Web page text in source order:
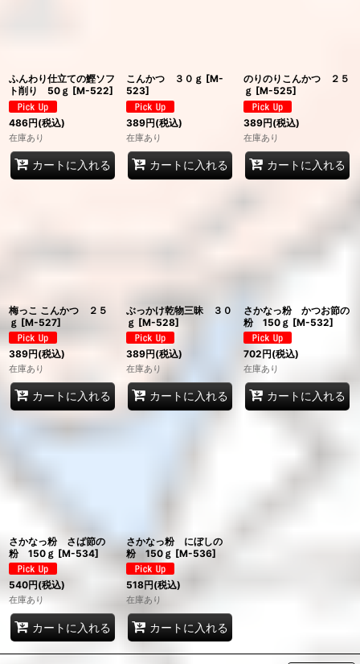
ふんわり仕立ての鰹ソフ
ト削り 50ｇ [M-522]
486円(税込)
在庫あり
カートに入れる
こんかつ ３０ｇ [M-
523]
389円(税込)
在庫あり
カートに入れる
のりのりこんかつ ２５
ｇ [M-525]
389円(税込)
在庫あり
カートに入れる
梅っこ こんかつ ２５
ｇ [M-527]
389円(税込)
在庫あり
カートに入れる
ぶっかけ乾物三昧 ３０
ｇ [M-528]
389円(税込)
在庫あり
カートに入れる
さかなっ粉 かつお節の
粉 150ｇ [M-532]
702円(税込)
在庫あり
カートに入れる
さかなっ粉 さば節の
粉 150ｇ [M-534]
540円(税込)
在庫あり
カートに入れる
さかなっ粉 にぼしの
粉 150ｇ [M-536]
518円(税込)
在庫あり
カートに入れる